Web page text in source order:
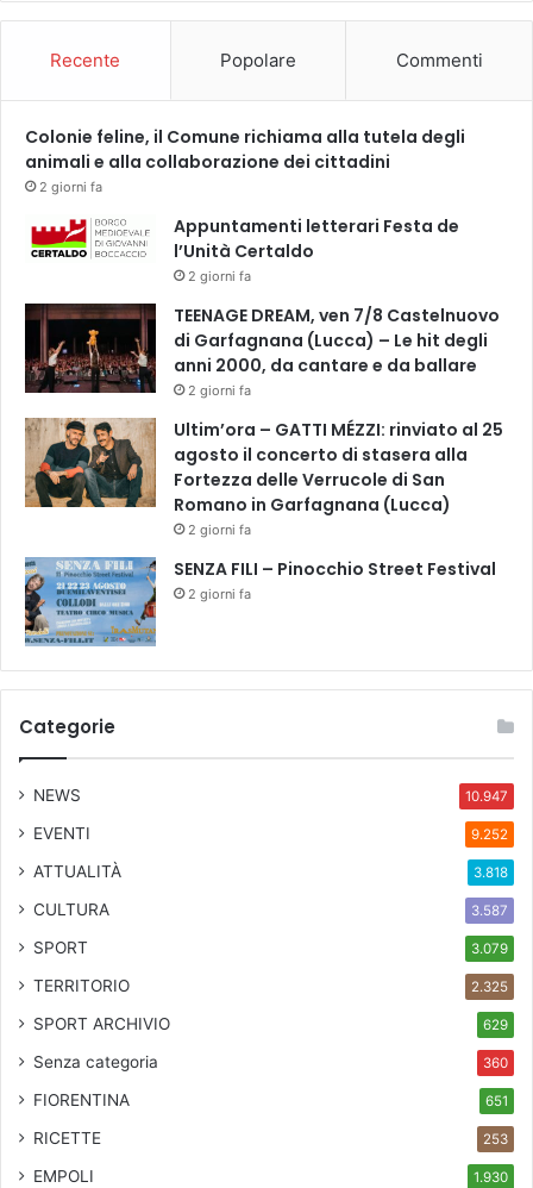
a
à
»
Recente Popolare Commenti
Colonie feline, il Comune richiama alla tutela degli
animali e alla collaborazione dei cittadini
2 giorni fa
Appuntamenti letterari Festa de
l’Unità Certaldo
2 giorni fa
TEENAGE DREAM, ven 7/8 Castelnuovo
di Garfagnana (Lucca) – Le hit degli
anni 2000, da cantare e da ballare
2 giorni fa
Ultim’ora – GATTI MÉZZI: rinviato al 25
agosto il concerto di stasera alla
Fortezza delle Verrucole di San
Romano in Garfagnana (Lucca)
2 giorni fa
SENZA FILI – Pinocchio Street Festival
2 giorni fa
Categorie
NEWS 10.947
EVENTI 9.252
ATTUALITÀ 3.818
CULTURA 3.587
SPORT 3.079
TERRITORIO 2.325
SPORT ARCHIVIO 629
Senza categoria 360
FIORENTINA 651
RICETTE 253
EMPOLI 1.930